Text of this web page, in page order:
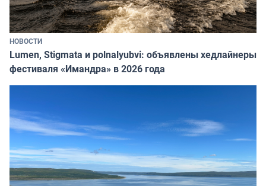
НОВОСТИ
Lumen, Stigmata и polnalyubvi: объявлены хедлайнеры
фестиваля «Имандра» в 2026 года